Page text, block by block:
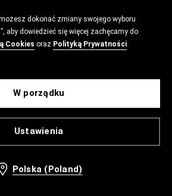
dokonać zmiany swojego wyboru
aby dowiedzieć się więcej zachęcamy do
Cookies oraz Polityką Prywatności.
Ustawienia
W porządku
Polska (Poland)